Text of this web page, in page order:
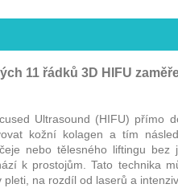
11 řádků 3D HIFU
Ultrasound (HIFU) přímo
kožní kolagen a tím
nebo tělesného liftingu
k prostojům. Tato technika
na rozdíl od laserů a